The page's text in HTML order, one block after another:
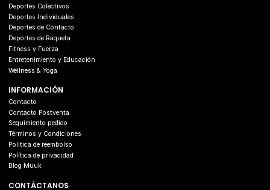
Deportes Colectivos
Deportes Individuales
Deportes de Contacto
Deportes de Raqueta
Fitness y Fuerza
Entretenimiento y Educación
Wellness & Yoga
INFORMACIÓN
Contacto
Contacto Postventa
Seguimiento pedido
Términos y Condiciones
Politica de reembolso
Política de privacidad
Blog Muuk
CONTÁCTANOS